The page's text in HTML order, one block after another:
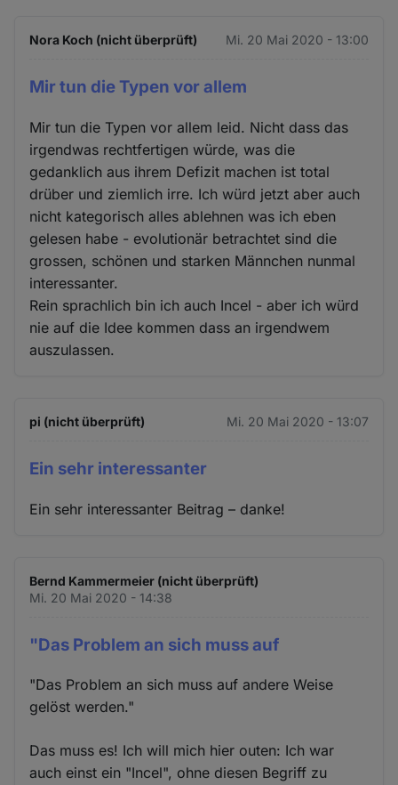
Nora Koch (nicht überprüft) Mi. 20 Mai 2020 - 13:00
Mir tun die Typen vor allem
Mir tun die Typen vor allem leid. Nicht dass das
irgendwas rechtfertigen würde, was die
gedanklich aus ihrem Defizit machen ist total
drüber und ziemlich irre. Ich würd jetzt aber auch
nicht kategorisch alles ablehnen was ich eben
gelesen habe - evolutionär betrachtet sind die
grossen, schönen und starken Männchen nunmal
interessanter.
Rein sprachlich bin ich auch Incel - aber ich würd
nie auf die Idee kommen dass an irgendwem
auszulassen.
pi (nicht überprüft) Mi. 20 Mai 2020 - 13:07
Ein sehr interessanter
Ein sehr interessanter Beitrag – danke!
Bernd Kammermeier (nicht überprüft)
Mi. 20 Mai 2020 - 14:38
"Das Problem an sich muss auf
"Das Problem an sich muss auf andere Weise
gelöst werden."
Das muss es! Ich will mich hier outen: Ich war
auch einst ein "Incel", ohne diesen Begriff zu